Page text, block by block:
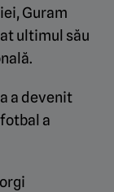
Guram
ultimul său
a devenit
a